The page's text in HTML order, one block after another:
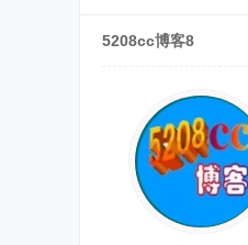
5208cc博客8